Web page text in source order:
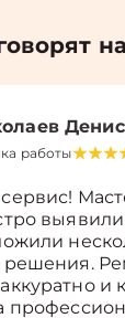
Денис
работы
решения.
и